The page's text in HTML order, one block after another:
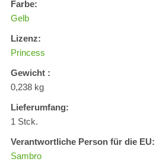
Farbe:
Gelb
Lizenz:
Princess
Gewicht :
0,238 kg
Lieferumfang:
1 Stck.
Verantwortliche Person für die EU:
Sambro